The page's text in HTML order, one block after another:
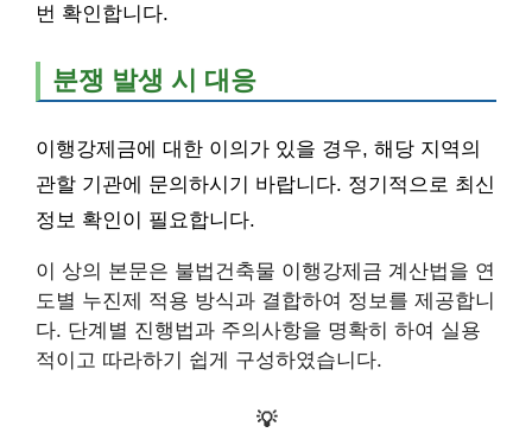
번 확인합니다.
분쟁 발생 시 대응
이행강제금에 대한 이의가 있을 경우, 해당 지역의
관할 기관에 문의하시기 바랍니다. 정기적으로 최신
정보 확인이 필요합니다.
이 상의 본문은 불법건축물 이행강제금 계산법을 연
도별 누진제 적용 방식과 결합하여 정보를 제공합니
다. 단계별 진행법과 주의사항을 명확히 하여 실용
적이고 따라하기 쉽게 구성하였습니다.
💡